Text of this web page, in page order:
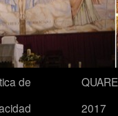
de
2017